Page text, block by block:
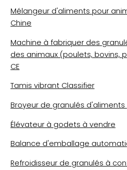
Mélangeur d'aliments pour
Chine
Machine à fabriquer des
des animaux (poulets, bovins,
CE
Tamis vibrant Classifier
Broyeur de granulés
Élévateur à godets à vendre
Balance d'emballage
Refroidisseur de granulés à